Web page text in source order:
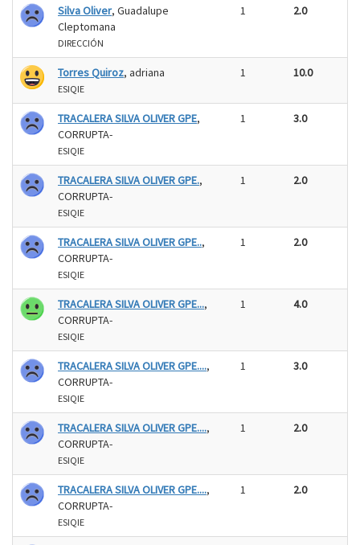
Silva Oliver, Guadalupe
Cleptomana
DIRECCIÓN
1 2.0
Torres Quiroz, adriana
ESIQIE
1 10.0
TRACALERA SILVA OLIVER GPE,
CORRUPTA-
ESIQIE
1 3.0
TRACALERA SILVA OLIVER GPE.,
CORRUPTA-
ESIQIE
1 2.0
TRACALERA SILVA OLIVER GPE..,
CORRUPTA-
ESIQIE
1 2.0
TRACALERA SILVA OLIVER GPE...,
CORRUPTA-
ESIQIE
1 4.0
TRACALERA SILVA OLIVER GPE....,
CORRUPTA-
ESIQIE
1 3.0
TRACALERA SILVA OLIVER GPE....,
CORRUPTA-
ESIQIE
1 2.0
TRACALERA SILVA OLIVER GPE....,
CORRUPTA-
ESIQIE
1 2.0